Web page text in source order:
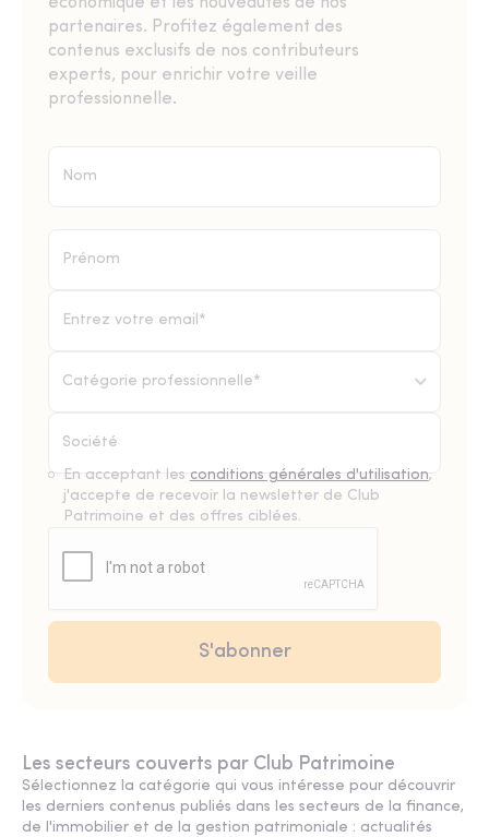
partenaires. Profitez également des
contenus exclusifs de nos contributeurs
experts, pour enrichir votre veille
professionnelle.
Catégorie professionnelle*
En acceptant les conditions générales d'utilisation,
j'accepte de recevoir la newsletter de Club
Patrimoine et des offres ciblées.
Les secteurs couverts par Club Patrimoine
Sélectionnez la catégorie qui vous intéresse pour découvrir
les derniers contenus publiés dans les secteurs de la finance,
de l'immobilier et de la gestion patrimoniale : actualités